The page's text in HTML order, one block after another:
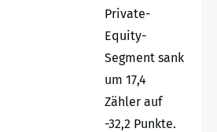
Private-
Equity-
Segment sank
um 17,4
Zähler auf
-32,2 Punkte.